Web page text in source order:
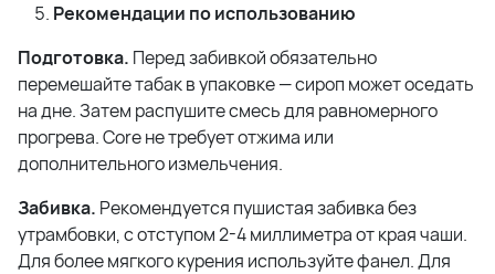
Рекомендации по использованию
Подготовка. Перед забивкой обязательно
перемешайте табак в упаковке — сироп может оседать
на дне. Затем распушите смесь для равномерного
прогрева. Core не требует отжима или
дополнительного измельчения.
Забивка. Рекомендуется пушистая забивка без
утрамбовки, с отступом 2-4 миллиметра от края чаши.
Для более мягкого курения используйте фанел. Для